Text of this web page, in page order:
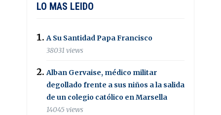
LO MAS LEIDO
A Su Santidad Papa Francisco
38031 views
Alban Gervaise, médico militar
degollado frente a sus niños a la salida
de un colegio católico en Marsella
14045 views